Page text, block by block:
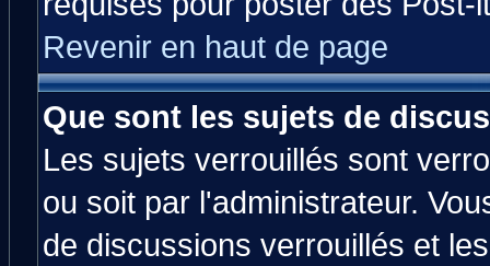
Revenir en haut de page
Que sont les sujets de
Les sujets verrouillés sont
ou soit par l'administrateur.
de discussions verrouillés et